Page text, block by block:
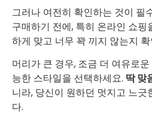
그러나 여전히 확인하는 것이 필
구매하기 전에, 특히 온라인 쇼
하게 맞고 너무 꽉 끼지 않는지
머리가 큰 경우, 조금 더 여유로
능한 스타일을 선택하세요. 딱 맞
니라, 당신이 원하던 멋지고 느긋
다.